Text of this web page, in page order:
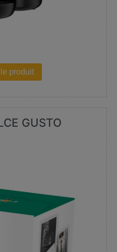
produit
GUSTO